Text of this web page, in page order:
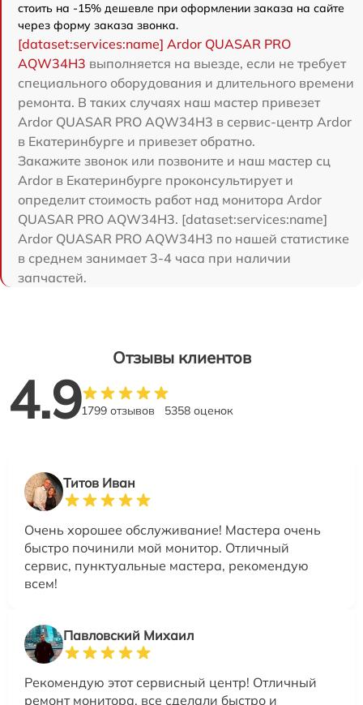
стоить на -15% дешевле при оформлении заказа на сайте
через форму заказа звонка.
[dataset:services:name] Ardor QUASAR PRO
AQW34H3 выполняется на выезде, если не требует
специального оборудования и длительного времени
ремонта. В таких случаях наш мастер привезет
Ardor QUASAR PRO AQW34H3 в сервис-центр Ardor
в Екатеринбурге и привезет обратно.
Закажите звонок или позвоните и наш мастер сц
Ardor в Екатеринбурге проконсультирует и
определит стоимость работ над монитора Ardor
QUASAR PRO AQW34H3. [dataset:services:name]
Ardor QUASAR PRO AQW34H3 по нашей статистике
в среднем занимает 3-4 часа при наличии
запчастей.
Отзывы клиентов
4.91799 отзывов 5358 оценок
Титов Иван
Очень хорошее обслуживание! Мастера очень
быстро починили мой монитор. Отличный
сервис, пунктуальные мастера, рекомендую
всем!
Павловский Михаил
Рекомендую этот сервисный центр! Отличный
ремонт монитора, все сделали быстро и